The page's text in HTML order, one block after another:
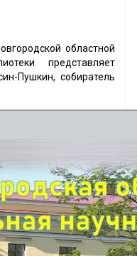
областной
представляет
Пушкин, собиратель